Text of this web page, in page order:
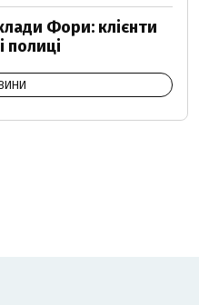
Фори: клієнти
полиці